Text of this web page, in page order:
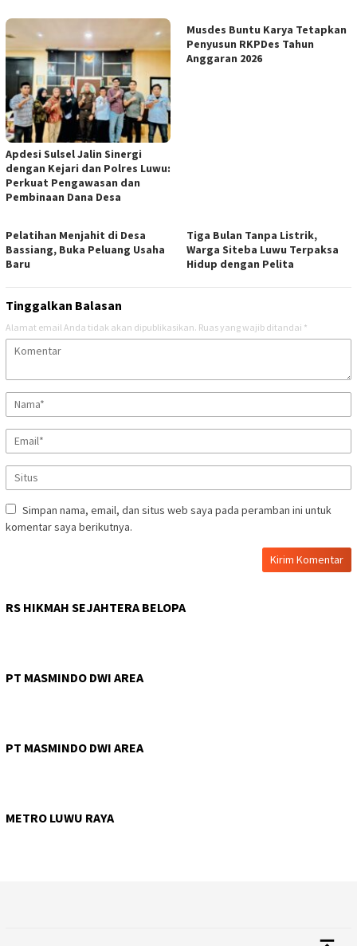
Apdesi Sulsel Jalin Sinergi
dengan Kejari dan Polres Luwu:
Perkuat Pengawasan dan
Pembinaan Dana Desa
Musdes Buntu Karya Tetapkan
Penyusun RKPDes Tahun
Anggaran 2026
Pelatihan Menjahit di Desa
Bassiang, Buka Peluang Usaha
Baru
Tiga Bulan Tanpa Listrik,
Warga Siteba Luwu Terpaksa
Hidup dengan Pelita
Tinggalkan Balasan
Alamat email Anda tidak akan dipublikasikan. Ruas yang wajib ditandai *
Simpan nama, email, dan situs web saya pada peramban ini untuk
komentar saya berikutnya.
RS HIKMAH SEJAHTERA BELOPA
PT MASMINDO DWI AREA
PT MASMINDO DWI AREA
METRO LUWU RAYA